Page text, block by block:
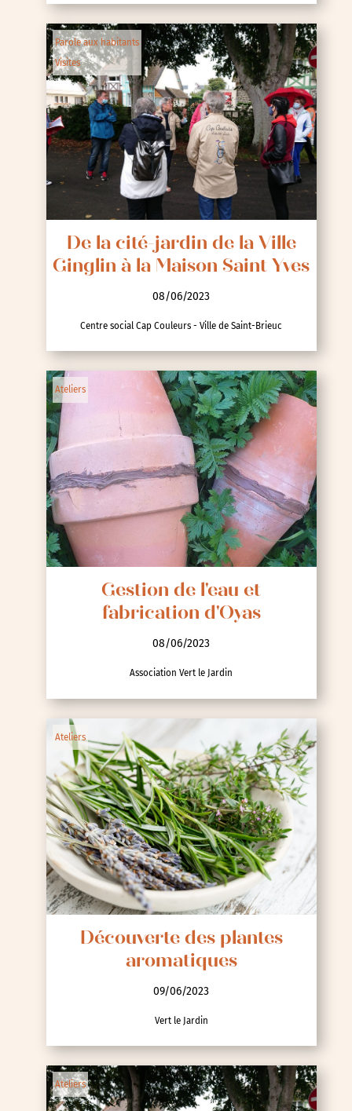
Parole aux habitants
Visites
De la cité-jardin de la Ville
Ginglin à la Maison Saint Yves
08/06/2023
Centre social Cap Couleurs - Ville de Saint-Brieuc
Ateliers
Gestion de l'eau et
fabrication d'Oyas
08/06/2023
Association Vert le Jardin
Ateliers
Découverte des plantes
aromatiques
09/06/2023
Vert le Jardin
Ateliers